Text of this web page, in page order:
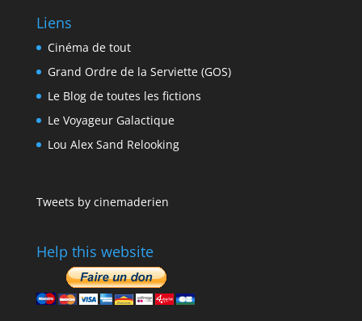
Liens
Cinéma de tout
Grand Ordre de la Serviette (GOS)
Le Blog de toutes les fictions
Le Voyageur Galactique
Lou Alex Sand Relooking
Tweets by cinemaderien
Help this website